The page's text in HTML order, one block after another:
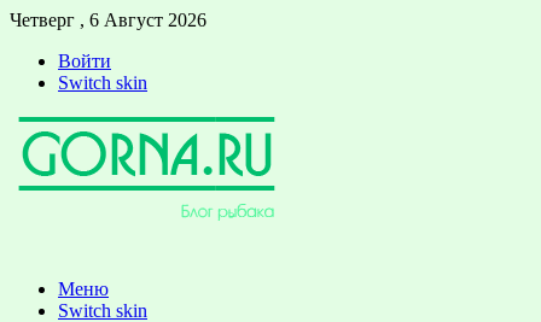
Четверг , 6 Август 2026
Войти
Switch skin
Меню
Switch skin